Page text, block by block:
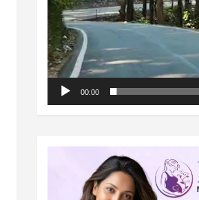
00:00